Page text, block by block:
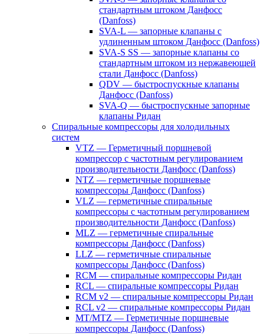
стандартным штоком Данфосс
(Danfoss)
SVA-L — запорные клапаны с
удлиненным штоком Данфосс (Danfoss)
SVA-S SS — запорные клапаны со
стандартным штоком из нержавеющей
стали Данфосс (Danfoss)
QDV — быстроспускные клапаны
Данфосс (Danfoss)
SVA-Q — быстроспускные запорные
клапаны Ридан
Спиральные компрессоры для холодильных
систем
VTZ — Герметичный поршневой
компрессор с частотным регулированием
производительности Данфосс (Danfoss)
NTZ — герметичные поршневые
компрессоры Данфосс (Danfoss)
VLZ — герметичные спиральные
компрессоры с частотным регулированием
производительности Данфосс (Danfoss)
MLZ — герметичные спиральные
компрессоры Данфосс (Danfoss)
LLZ — герметичные спиральные
компрессоры Данфосс (Danfoss)
RCM — спиральные компрессоры Ридан
RCL — спиральные компрессоры Ридан
RCM v2 — спиральные компрессоры Ридан
RCL v2 — спиральные компрессоры Ридан
MT/MTZ — Герметичные поршневые
компрессоры Данфосс (Danfoss)